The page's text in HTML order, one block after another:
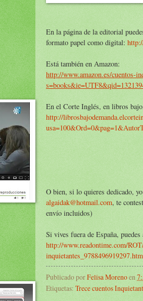
En la página de la editorial
formato papel como digital:
Está también en Amazon:
http://www.amazon.es/cuentos-
En el Corte Inglés, en libros bajo
http://
O bien, si lo quieres dedicado,
algaidak@hotmail.com, te
envío incluidos)
Si vives fuera de España,
http://www.readontime.com/
Publicado porFelisa Morenoen
Etiquetas: Trece cuentos